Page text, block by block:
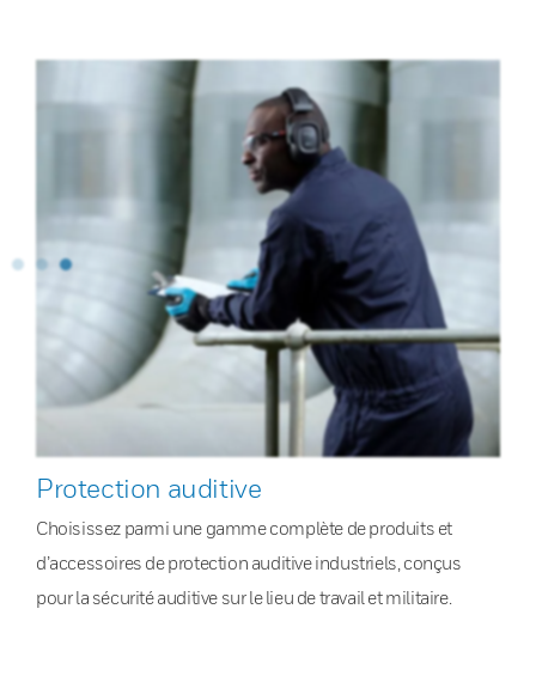
Protection auditive
Choisissez parmi une gamme complète de produits et
d’accessoires de protection auditive industriels, conçus
pour la sécurité auditive sur le lieu de travail et militaire.